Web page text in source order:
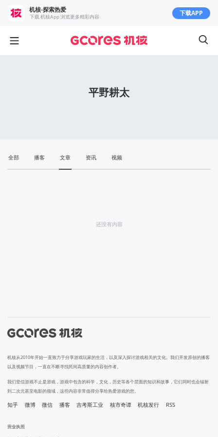
平野耕太
全部 播客 文章 资讯 视频
还没有内容
机核从2010年开始一直致力于分享游戏玩家的生活，以及深入探讨游戏相关的文化。我们开发原创的播客
以及视频节目，一直在不断寻找民间高质量的内容创作者。
我们坚信游戏不止是游戏，游戏中包含的科学，文化，历史等各个层面的知识和故事，它们同时也会辐射
到二次元甚至电影的领域，这些内容非常值得分享给热爱游戏的您。
知乎 微博 微信 播客 吉考斯工业 核市奇谭 机核发行 RSS
营业执照
机核-探索热爱
下载 机核App 浏览更多精彩内容 下载APP